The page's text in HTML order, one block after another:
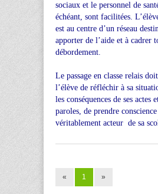
sociaux et le personnel de
échéant, sont facilitées.
est au centre d’un réseau
apporter de l’aide et à cadrer
débordement.
Le passage en classe relais
l’élève de réfléchir à sa
les conséquences de ses actes
paroles, de prendre
véritablement acteur de sa
« 1 »